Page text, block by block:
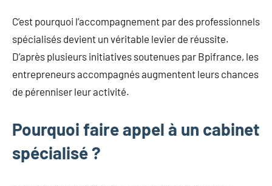
C’est pourquoi l’accompagnement par des professionnels
spécialisés devient un véritable levier de réussite.
D’après plusieurs initiatives soutenues par Bpifrance, les
entrepreneurs accompagnés augmentent leurs chances
de pérenniser leur activité.
Pourquoi faire appel à un cabinet
spécialisé ?